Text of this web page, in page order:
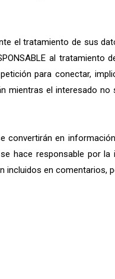
el tratamiento de sus
al
para conectar,
mientras el interesado
en
hace responsable por
en comentarios,